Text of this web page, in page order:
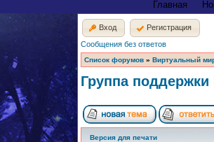
Главная
Вход
Регистрация
Сообщения без ответов
Список форумов » Виртуальный
Группа
Версия для печати